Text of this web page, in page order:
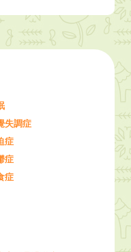
失調症
症
症
症